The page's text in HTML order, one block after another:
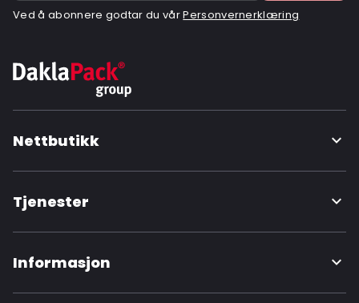
Ved å abonnere godtar du vårPersonvernerklæring
Nettbutikk
Tjenester
Informasjon